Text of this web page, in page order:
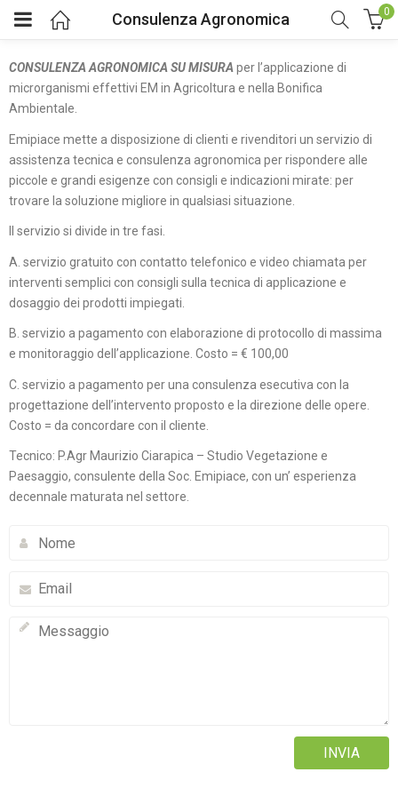
Consulenza Agronomica 0
CONSULENZA AGRONOMICA SU MISURA per l’applicazione di
microrganismi effettivi EM in Agricoltura e nella Bonifica
Ambientale.
Emipiace mette a disposizione di clienti e rivenditori un servizio di
assistenza tecnica e consulenza agronomica per rispondere alle
piccole e grandi esigenze con consigli e indicazioni mirate: per
trovare la soluzione migliore in qualsiasi situazione.
Il servizio si divide in tre fasi.
A. servizio gratuito con contatto telefonico e video chiamata per
interventi semplici con consigli sulla tecnica di applicazione e
dosaggio dei prodotti impiegati.
B. servizio a pagamento con elaborazione di protocollo di massima
e monitoraggio dell’applicazione. Costo = € 100,00
C. servizio a pagamento per una consulenza esecutiva con la
progettazione dell’intervento proposto e la direzione delle opere.
Costo = da concordare con il cliente.
Tecnico: P.Agr Maurizio Ciarapica – Studio Vegetazione e
Paesaggio, consulente della Soc. Emipiace, con un’ esperienza
decennale maturata nel settore.